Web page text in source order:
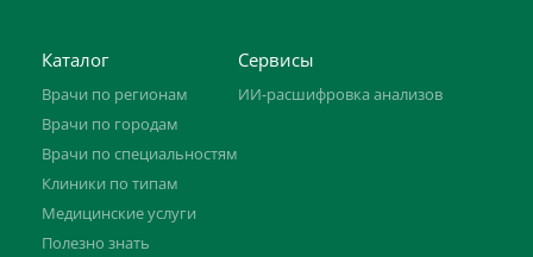
Каталог
Врачи по регионам
Врачи по городам
Врачи по специальностям
Клиники по типам
Медицинские услуги
Полезно знать
Сервисы
ИИ-расшифровка анализов